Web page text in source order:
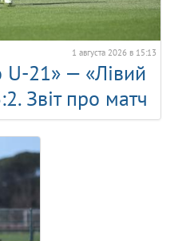
1 августа 2026 в 15:13
21» — «Лівий
Звіт про матч